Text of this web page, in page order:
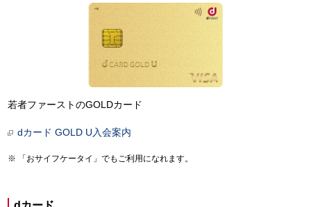
若者ファーストのGOLDカード
dカード GOLD U入会案内
「おサイフケータイ」でもご利用になれます。